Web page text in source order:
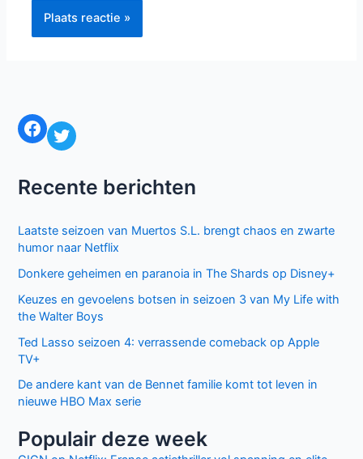
Facebook Twitter
Recente berichten
Laatste seizoen van Muertos S.L. brengt chaos en zwarte
humor naar Netflix
Donkere geheimen en paranoia in The Shards op Disney+
Keuzes en gevoelens botsen in seizoen 3 van My Life with
the Walter Boys
Ted Lasso seizoen 4: verrassende comeback op Apple
TV+
De andere kant van de Bennet familie komt tot leven in
nieuwe HBO Max serie
Populair deze week